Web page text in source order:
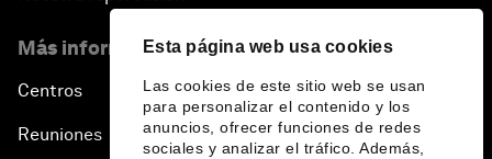
Esta página web usa cookies
Las cookies de este sitio web se usan
para personalizar el contenido y los
anuncios, ofrecer funciones de redes
sociales y analizar el tráfico. Además,
Más información sobre el Foro
Centros
Reuniones